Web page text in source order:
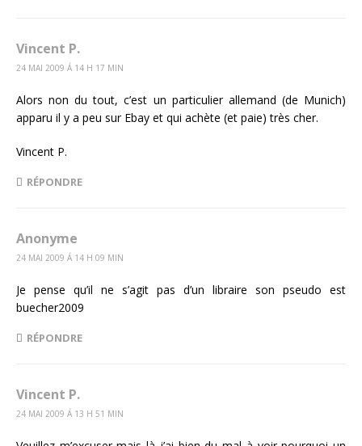
Vincent P.
24 MAI 2009 Á 14 H 17 MIN
Alors non du tout, c’est un particulier allemand (de Munich)
apparu il y a peu sur Ebay et qui achète (et paie) très cher.
Vincent P.
RÉPONDRE
Anonyme
24 MAI 2009 Á 14 H 09 MIN
Je pense qu’il ne s’agit pas d’un libraire son pseudo est
buecher2009
RÉPONDRE
Vincent P.
24 MAI 2009 Á 13 H 51 MIN